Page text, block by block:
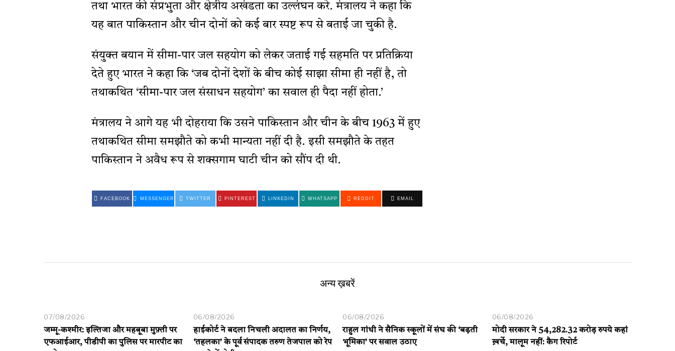
तथा भारत की संप्रभुता और क्षेत्रीय अखंडता का उल्लंघन करे. मंत्रालय ने कहा कि
यह बात पाकिस्तान और चीन दोनों को कई बार स्पष्ट रूप से बताई जा चुकी है.
संयुक्त बयान में सीमा-पार जल सहयोग को लेकर जताई गई सहमति पर प्रतिक्रिया
देते हुए भारत ने कहा कि ‘जब दोनों देशों के बीच कोई साझा सीमा ही नहीं है, तो
तथाकथित ‘सीमा-पार जल संसाधन सहयोग’ का सवाल ही पैदा नहीं होता.’
मंत्रालय ने आगे यह भी दोहराया कि उसने पाकिस्तान और चीन के बीच 1963 में हुए
तथाकथित सीमा समझौते को कभी मान्यता नहीं दी है. इसी समझौते के तहत
पाकिस्तान ने अवैध रूप से शक्सगाम घाटी चीन को सौंप दी थी.
FACEBOOK MESSENGER TWITTER PINTEREST LINKEDIN WHATSAPP REDDIT EMAIL
अन्य ख़बरें
07/08/2026
जम्मू-कश्मीर: इल्तिजा और महबूबा मुफ़्ती पर
एफआईआर, पीडीपी का पुलिस पर मारपीट का
06/08/2026
हाईकोर्ट ने बदला निचली अदालत का निर्णय,
‘तहलका’ के पूर्व संपादक तरुण तेजपाल को रेप
06/08/2026
राहुल गांधी ने सैनिक स्कूलों में संघ की ‘बढ़ती
भूमिका’ पर सवाल उठाए
06/08/2026
मोदी सरकार ने 54,282.32 करोड़ रुपये कहां
ख़र्चे, मालूम नहीं: कैग रिपोर्ट